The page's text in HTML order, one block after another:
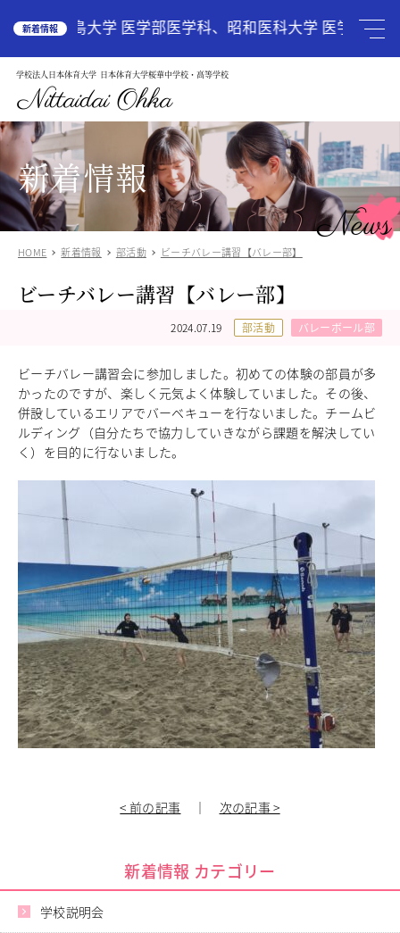
新着情報広島大学 医学部医学科、昭和医科大学 医学部医
学校法人日本体育大学 日本体育大学桜華中学校・高等学校
Nittaidai Ohka
HOME
学校案内
教育理念
ご挨拶
グランドデザイン
施設紹介
学校紹介動画
アクセス
受験生の方へ Admission
中学入試関連
高校入試関係
中学校 Junior High School
中学校教育
独自の教育
国際理解教育
ICT教育
進路サポート
中学入試関連
高等学校 Senior High School
コース紹介
アドバンストコース
総合進学コース
総合スポーツコース
高等学校教育
校内塾
ダンスパフォーマンス専攻
スクールライフ
新着情報
News
HOME 新着情報 部活動 ビーチバレー講習【バレー部】
ビーチバレー講習【バレー部】
2024.07.19 部活動 バレーボール部
ビーチバレー講習会に参加しました。初めての体験の部員が多
かったのですが、楽しく元気よく体験していました。その後、
併設しているエリアでバーベキューを行ないました。チームビ
ルディング（自分たちで協力していきながら課題を解決してい
く）を目的に行ないました。
< 前の記事 ｜ 次の記事 >
新着情報 カテゴリー
学校説明会